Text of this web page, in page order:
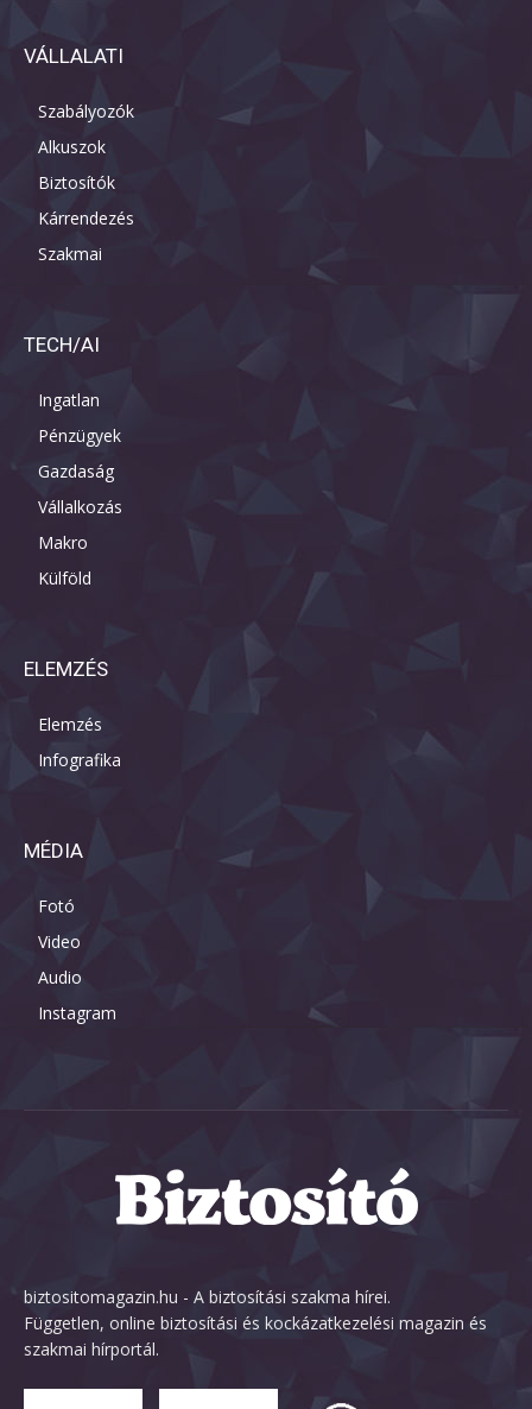
VÁLLALATI
Szabályozók
Alkuszok
Biztosítók
Kárrendezés
Szakmai
TECH/AI
Ingatlan
Pénzügyek
Gazdaság
Vállalkozás
Makro
Külföld
ELEMZÉS
Elemzés
Infografika
MÉDIA
Fotó
Video
Audio
Instagram
biztositomagazin.hu - A biztosítási szakma hírei.
Független, online biztosítási és kockázatkezelési magazin és
szakmai hírportál.